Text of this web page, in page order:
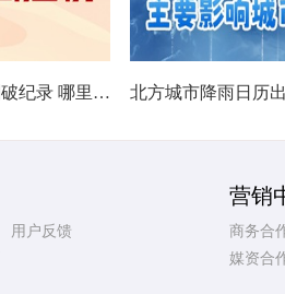
数据看今年7月哪里热到破纪录 哪里暑热连轴转
用户反馈
营销
商务合
媒资合